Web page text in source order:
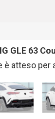
GLE 63
è atteso per